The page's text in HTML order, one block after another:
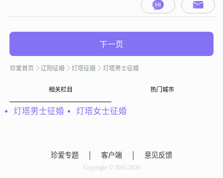
下一页
珍爱首页 辽阳征婚 灯塔征婚 灯塔男士征婚
相关栏目 热门城市
灯塔男士征婚 灯塔女士征婚
珍爱专题 客户端 意见反馈
Copyright © 2005-2026